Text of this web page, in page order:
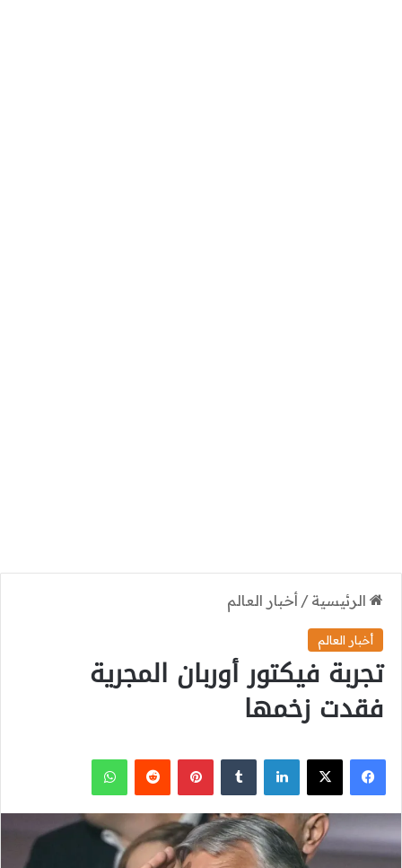
الرئيسية / أخبار العالم
أخبار العالم
تجربة فيكتور أوربان المجرية
فقدت زخمها
فيسبوك
‫X لينكدإن بينتيريست واتساب